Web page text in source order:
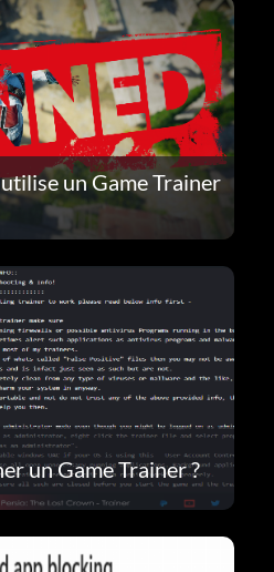
un Game Trainer
un Game Trainer ?